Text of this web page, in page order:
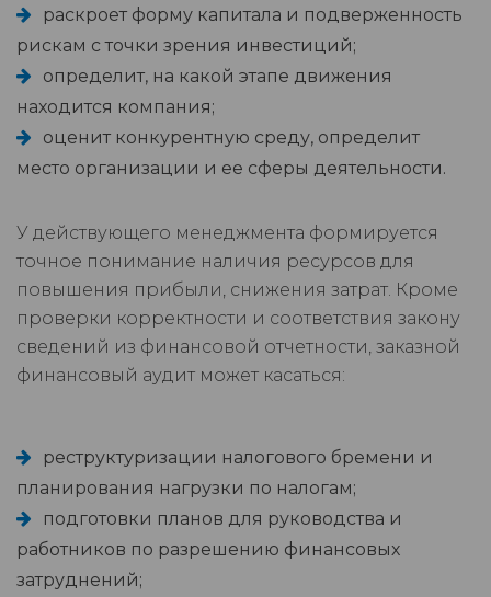
раскроет форму капитала и подверженность
рискам с точки зрения инвестиций;
определит, на какой этапе движения
находится компания;
оценит конкурентную среду, определит
место организации и ее сферы деятельности.
У действующего менеджмента формируется
точное понимание наличия ресурсов для
повышения прибыли, снижения затрат. Кроме
проверки корректности и соответствия закону
сведений из финансовой отчетности, заказной
финансовый аудит может касаться:
реструктуризации налогового бремени и
планирования нагрузки по налогам;
подготовки планов для руководства и
работников по разрешению финансовых
затруднений;